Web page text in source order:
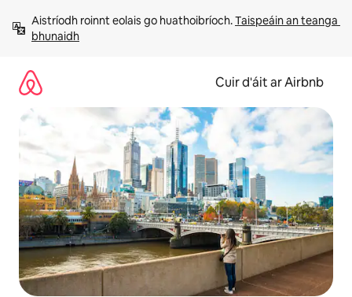
chuig
ábhar
Aistríodh roinnt eolais go huathoibríoch. Taispeáin an teanga
bhunaidh
Cuir d'áit ar Airbnb